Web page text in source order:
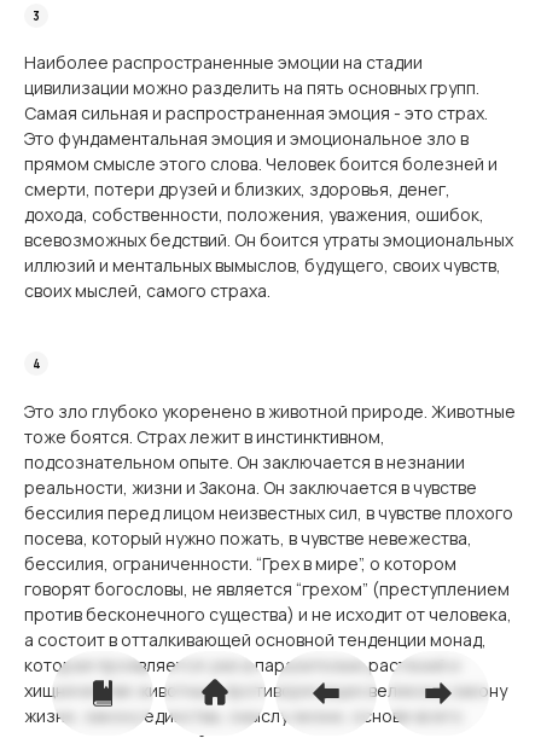
Наиболее распространенные эмоции на стадии
цивилизации можно разделить на пять основных групп.
Самая сильная и распространенная эмоция - это страх.
Это фундаментальная эмоция и эмоциональное зло в
прямом смысле этого слова. Человек боится болезней и
смерти, потери друзей и близких, здоровья, денег,
дохода, собственности, положения, уважения, ошибок,
всевозможных бедствий. Он боится утраты эмоциональных
иллюзий и ментальных вымыслов, будущего, своих чувств,
своих мыслей, самого страха.
Это зло глубоко укоренено в животной природе. Животные
тоже боятся. Страх лежит в инстинктивном,
подсознательном опыте. Он заключается в незнании
реальности, жизни и Закона. Он заключается в чувстве
бессилия перед лицом неизвестных сил, в чувстве плохого
посева, который нужно пожать, в чувстве невежества,
бессилия, ограниченности. “Грех в мире”, о котором
говорят богословы, не является “грехом” (преступлением
против бесконечного существа) и не исходит от человека,
а состоит в отталкивающей основной тенденции монад,
которая проявляется уже в паразитизме растений и
хищничестве животных, противоречащих великому закону
жизни, закону единства, смыслу жизни, основе всего